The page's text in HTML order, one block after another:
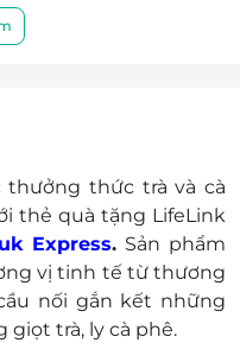
Tân Phú, Hồ Chí
Thạnh, Hồ Chí
Hồ Chí Minh
Hồ Chí Minh
Thái Bình, Quận 1,
Quận Tân Phú, Hồ
mua đi bán lại, kinh
và cửa hàng.
Gift đó nằm trong
doanh trái với quy
hàng vượt quá
phải thanh toán
cửa hàng.
thưởng thức trà và cà
thẻ quà tặng LifeLink
Express. Sản phẩm
vị tinh tế từ thương
nối gắn kết những
giọt trà, ly cà phê.